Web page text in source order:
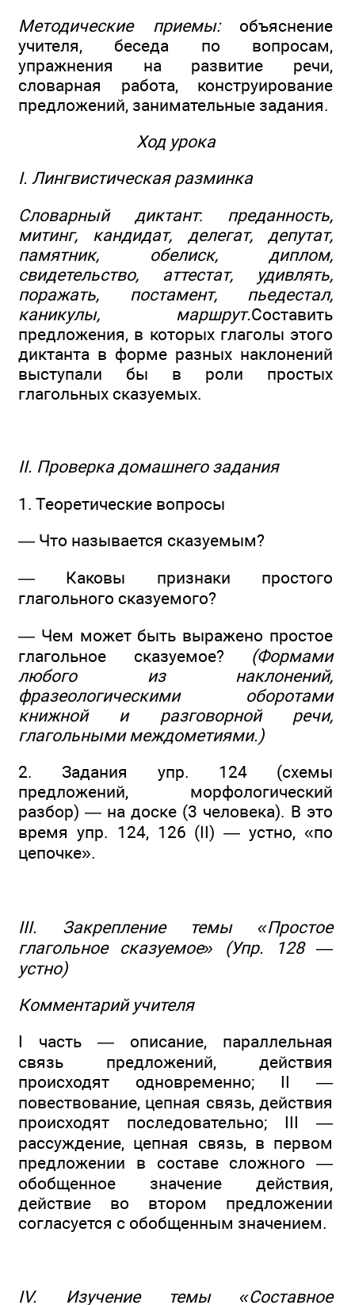
Методические приемы:объяснение
учителя, беседа по вопросам,
упражнения на развитие речи,
словарная работа, конструирование
предложений, занимательные задания.
Ход урока
I. Лингвистическая разминка
Словарный диктант: преданность,
митинг, кандидат, делегат, депутат,
памятник, обелиск, диплом,
свидетельство, аттестат, удивлять,
поражать, постамент, пьедестал,
каникулы, маршрут.Составить
предложения, в которых глаголы этого
диктанта в форме разных наклонений
выступали бы в роли простых
глагольных сказуемых.
II. Проверка домашнего задания
1. Теоретические вопросы
— Что называется сказуемым?
— Каковы признаки простого
глагольного сказуемого?
— Чем может быть выражено простое
глагольное сказуемое? (Формами
любого из наклонений,
фразеологическими оборотами
книжной и разговорной речи,
глагольными междометиями.)
2. Задания упр. 124 (схемы
предложений, морфологический
разбор) — на доске (3 человека). В это
время упр. 124, 126 (II) — устно, «по
цепочке».
III. Закрепление темы «Простое
глагольное сказуемое» (Упр. 128 —
устно)
Комментарий учителя
I часть — описание, параллельная
связь предложений, действия
происходят одновременно; II —
повествование, цепная связь, действия
происходят последовательно; III —
рассуждение, цепная связь, в первом
предложении в составе сложного —
обобщенное значение действия,
действие во втором предложении
согласуется с обобщенным значением.
IV. Изучение темы «Составное